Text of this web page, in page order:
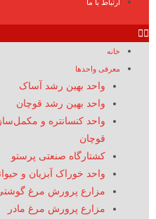
ارتباط با ما
خانه
معرفی واحدها
واحد بهین رشد آساک
واحد بهین رشد قوچان
واحد کنسانتره و
قوچان
کشتارگاه صنعتی پرستو
واحد خوراک آبزیان و
مزارع پرورش مرغ
مزارع پرورش مرغ مادر